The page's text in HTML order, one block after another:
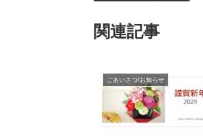
関連記事
ごあいさつ/お知らせ